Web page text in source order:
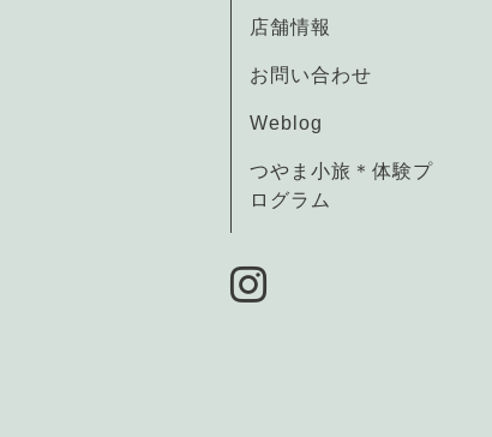
店舗情報
お問い合わせ
Weblog
つやま小旅＊体験プ
ログラム